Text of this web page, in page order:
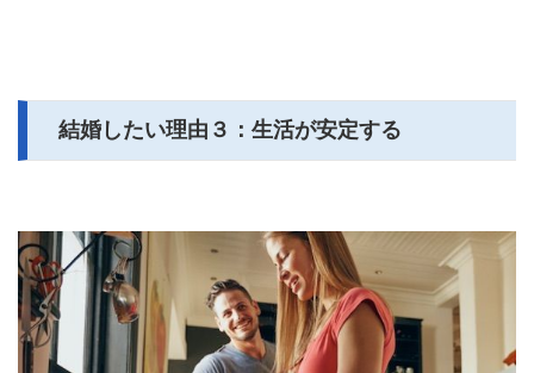
結婚したい理由３：生活が安定する